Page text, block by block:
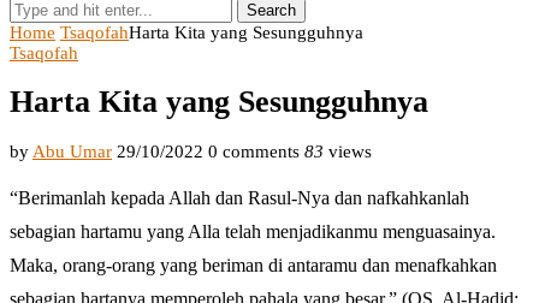
Search
Home TsaqofahHarta Kita yang Sesungguhnya
Tsaqofah
Harta Kita yang Sesungguhnya
by Abu Umar 29/10/2022 0 comments 83 views
“Berimanlah kepada Allah dan Rasul-Nya dan nafkahkanlah
sebagian hartamu yang Alla telah menjadikanmu menguasainya.
Maka, orang-orang yang beriman di antaramu dan menafkahkan
sebagian hartanya memperoleh pahala yang besar.” (QS. Al-Hadid: